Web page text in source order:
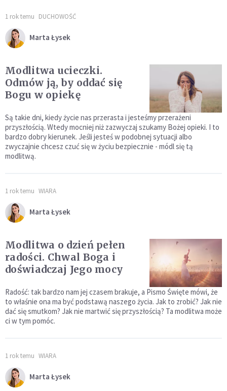
1 rok temu DUCHOWOŚĆ
Marta Łysek
Modlitwa ucieczki.
Odmów ją, by oddać się
Bogu w opiekę
Są takie dni, kiedy życie nas przerasta i jesteśmy przerażeni
przyszłością. Wtedy mocniej niż zazwyczaj szukamy Bożej opieki. I to
bardzo dobry kierunek. Jeśli jesteś w podobnej sytuacji albo
zwyczajnie chcesz czuć się w życiu bezpiecznie - módl się tą
modlitwą.
1 rok temu WIARA
Marta Łysek
Modlitwa o dzień pełen
radości. Chwal Boga i
doświadczaj Jego mocy
Radość: tak bardzo nam jej czasem brakuje, a Pismo Święte mówi, że
to właśnie ona ma być podstawą naszego życia. Jak to zrobić? Jak nie
dać się smutkom? Jak nie martwić się przyszłością? Ta modlitwa może
ci w tym pomóc.
1 rok temu WIARA
Marta Łysek